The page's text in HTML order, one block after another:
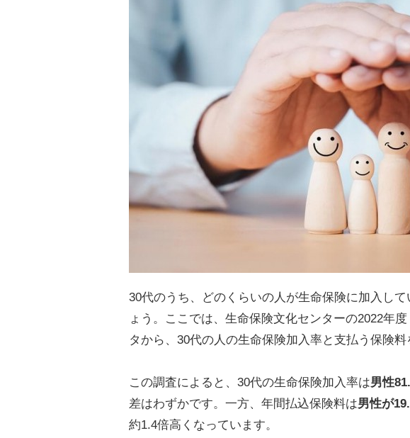
30代のうち、どのくらいの人が生命保険に加入し
ょう。ここでは、生命保険文化センターの2022年
タから、30代の人の生命保険加入率と支払う保険料
この調査によると、30代の生命保険加入率は男性
差はわずかです。一方、年間払込保険料は男性が
約1.4倍高くなっています。